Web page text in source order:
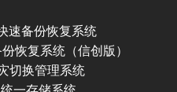
速备份恢复系统
恢复系统（信创版）
切换管理系统